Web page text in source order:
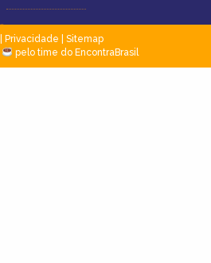
Privacidade
Sitemap
pelo time do EncontraBrasil